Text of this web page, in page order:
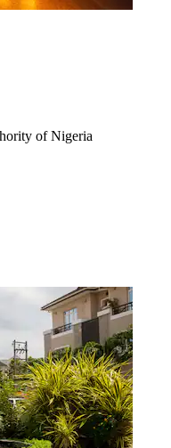
of Nigeria